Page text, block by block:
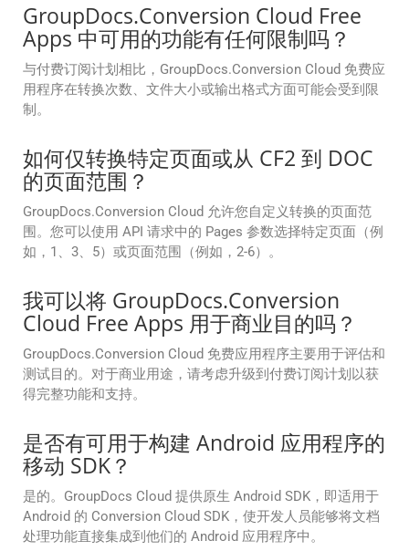
GroupDocs.Conversion Cloud Free
Apps 中可用的功能有任何限制吗？
与付费订阅计划相比，GroupDocs.Conversion Cloud 免费应
用程序在转换次数、文件大小或输出格式方面可能会受到限
制。
如何仅转换特定页面或从 CF2 到 DOC
的页面范围？
GroupDocs.Conversion Cloud 允许您自定义转换的页面范
围。您可以使用 API 请求中的 Pages 参数选择特定页面（例
如，1、3、5）或页面范围（例如，2-6）。
我可以将 GroupDocs.Conversion
Cloud Free Apps 用于商业目的吗？
GroupDocs.Conversion Cloud 免费应用程序主要用于评估和
测试目的。对于商业用途，请考虑升级到付费订阅计划以获
得完整功能和支持。
是否有可用于构建 Android 应用程序的
移动 SDK？
是的。GroupDocs Cloud 提供原生 Android SDK，即适用于
Android 的 Conversion Cloud SDK，使开发人员能够将文档
处理功能直接集成到他们的 Android 应用程序中。